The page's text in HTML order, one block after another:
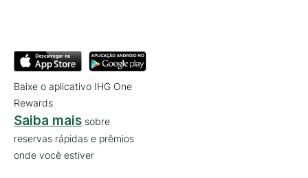
Baixe o aplicativo IHG One
Rewards
Saiba mais sobre
reservas rápidas e prêmios
onde você estiver